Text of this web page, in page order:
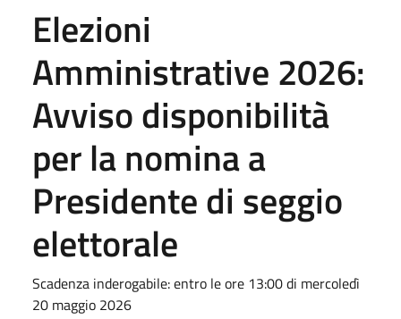
Elezioni
Amministrative 2026:
Avviso disponibilità
per la nomina a
Presidente di seggio
elettorale
Scadenza inderogabile: entro le ore 13:00 di mercoledì
20 maggio 2026